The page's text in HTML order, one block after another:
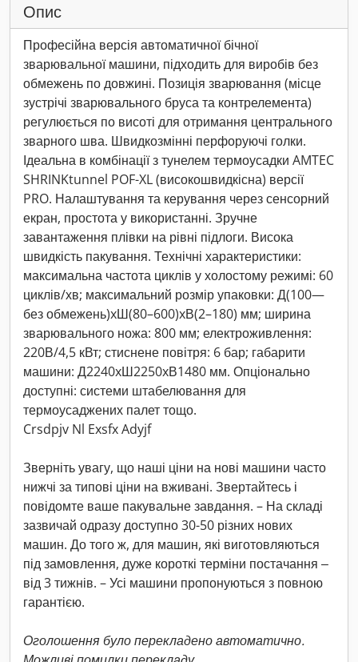
Опис
Професійна версія автоматичної бічної
зварювальної машини, підходить для виробів без
обмежень по довжині. Позиція зварювання (місце
зустрічі зварювального бруса та контрелемента)
регулюється по висоті для отримання центрального
зварного шва. Швидкозмінні перфоруючі голки.
Ідеальна в комбінації з тунелем термоусадки AMTEC
SHRINKtunnel POF-XL (високошвидкісна) версії
PRO. Налаштування та керування через сенсорний
екран, простота у використанні. Зручне
завантаження плівки на рівні підлоги. Висока
швидкість пакування. Технічні характеристики:
максимальна частота циклів у холостому режимі: 60
циклів/хв; максимальний розмір упаковки: Д(100—
без обмежень)xШ(80–600)xВ(2–180) мм; ширина
зварювального ножа: 800 мм; електроживлення:
220В/4,5 кВт; стиснене повітря: 6 бар; габарити
машини: Д2240xШ2250xВ1480 мм. Опціонально
доступні: системи штабелювання для
термоусаджених палет тощо.
Crsdpjv Nl Exsfx Adyjf
Зверніть увагу, що наші ціни на нові машини часто
нижчі за типові ціни на вживані. Звертайтесь і
повідомте ваше пакувальне завдання. – На складі
зазвичай одразу доступно 30-50 різних нових
машин. До того ж, для машин, які виготовляються
під замовлення, дуже короткі терміни постачання ‒
від 3 тижнів. – Усі машини пропонуються з повною
гарантією.
Оголошення було перекладено автоматично.